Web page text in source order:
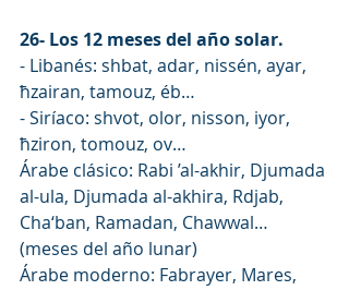
26- Los 12 meses del año solar.
- Libanés: shbat, adar, nissén, ayar,
ħzairan, tamouz, éb…
- Siríaco: shvot, olor, nisson, iyor,
ħziron, tomouz, ov…
Árabe clásico: Rabi ’al-akhir, Djumada
al-ula, Djumada al-akhira, Rdjab,
Cha‘ban, Ramadan, Chawwal…
(meses del año lunar)
Árabe moderno: Fabrayer, Mares,